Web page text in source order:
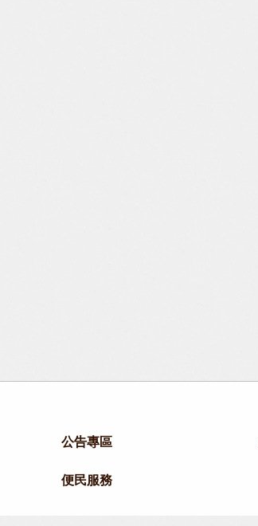
公告專區
便民服務